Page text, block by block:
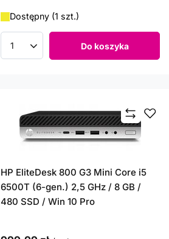
Dostępny (1 szt.)
Ilość produktów Do koszyka
HP EliteDesk 800 G3 Mini Core i5
6500T (6-gen.) 2,5 GHz / 8 GB /
480 SSD / Win 10 Pro